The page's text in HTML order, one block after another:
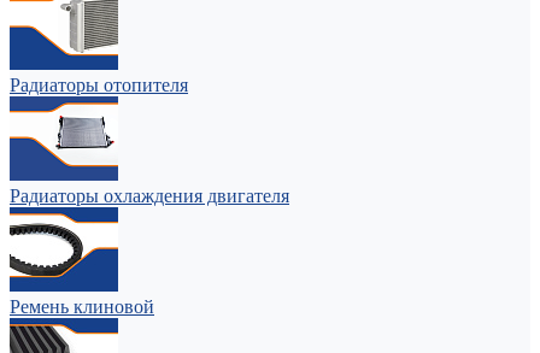
Радиаторы отопителя
Радиаторы охлаждения двигателя
Ремень клиновой